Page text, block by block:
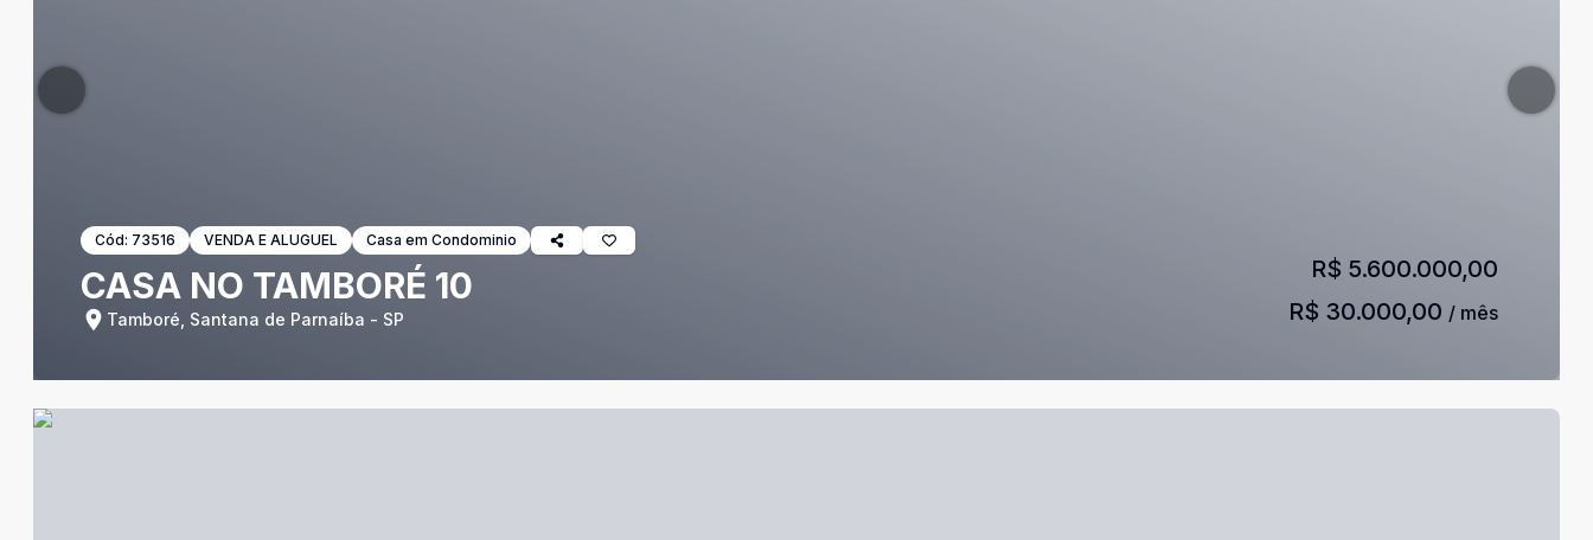
Cód: 73516 VENDA E ALUGUEL Casa em Condominio
CASA NO TAMBORÉ 10
Tamboré, Santana de Parnaíba - SP
R$ 5.600.000,00
R$ 30.000,00 / mês